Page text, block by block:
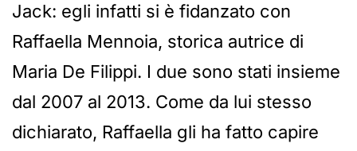
Jack: egli infatti si è fidanzato con
Raffaella Mennoia, storica autrice di
Maria De Filippi. I due sono stati insieme
dal 2007 al 2013. Come da lui stesso
dichiarato, Raffaella gli ha fatto capire